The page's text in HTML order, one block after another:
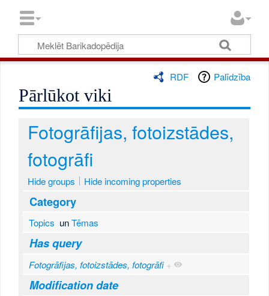
RDF Palīdzība
Pārlūkot viki
Fotogrāfijas, fotoizstādes,
fotogrāfi
Hide groups Hide incoming properties
Category
Topics unTēmas
Has query
Fotogrāfijas, fotoizstādes, fotogrāfi +
Modification date